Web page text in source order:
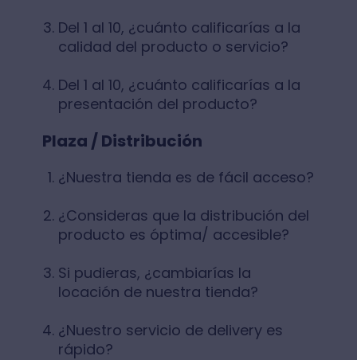
Del 1 al 10, ¿cuánto calificarías a la
calidad del producto o servicio?
Del 1 al 10, ¿cuánto calificarías a la
presentación del producto?
Plaza / Distribución
¿Nuestra tienda es de fácil acceso?
¿Consideras que la distribución del
producto es óptima/ accesible?
Si pudieras, ¿cambiarías la
locación de nuestra tienda?
¿Nuestro servicio de delivery es
rápido?